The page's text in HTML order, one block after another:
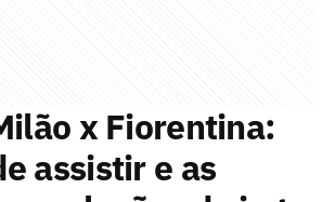
x Fiorentina:
assistir e as